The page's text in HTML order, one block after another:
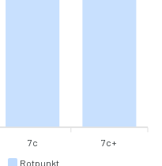
Rotpunkt
7c 7c+